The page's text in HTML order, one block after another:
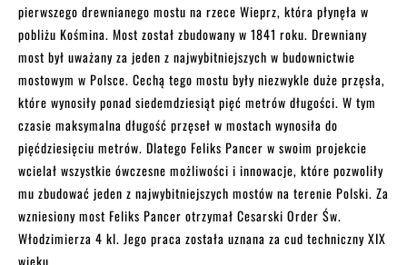
pierwszego drewnianego mostu na rzece Wieprz, która płynęła w
pobliżu Kośmina. Most został zbudowany w 1841 roku. Drewniany
most był uważany za jeden z najwybitniejszych w budownictwie
mostowym w Polsce. Cechą tego mostu były niezwykle duże przęsła,
które wynosiły ponad siedemdziesiąt pięć metrów długości. W tym
czasie maksymalna długość przęseł w mostach wynosiła do
pięćdziesięciu metrów. Dlatego Feliks Pancer w swoim projekcie
wcielał wszystkie ówczesne możliwości i innowacje, które pozwoliły
mu zbudować jeden z najwybitniejszych mostów na terenie Polski. Za
wzniesiony most Feliks Pancer otrzymał Cesarski Order Św.
Włodzimierza 4 kl. Jego praca została uznana za cud techniczny XIX
wieku.